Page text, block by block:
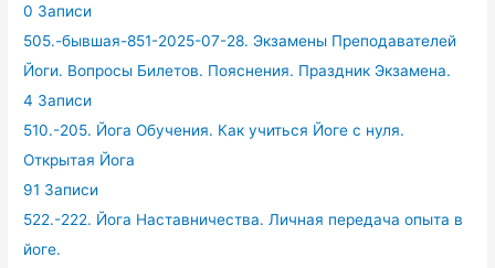
0 Записи
505.-бывшая-851-2025-07-28. Экзамены Преподавателей
Йоги. Вопросы Билетов. Пояснения. Праздник Экзамена.
4 Записи
510.-205. Йога Обучения. Как учиться Йоге с нуля.
Открытая Йога
91 Записи
522.-222. Йога Наставничества. Личная передача опыта в
йоге.